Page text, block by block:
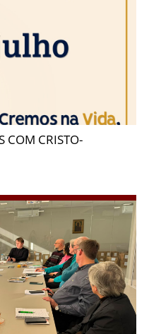
COM CRISTO-